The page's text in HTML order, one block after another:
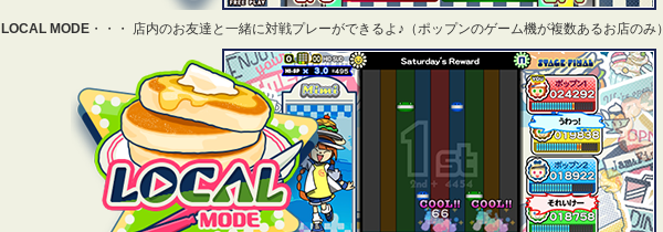
LOCAL MODE ・・・ 店内のお友達と一緒に対戦プレーができるよ♪（ポップンのゲーム機が複数あるお店のみ）